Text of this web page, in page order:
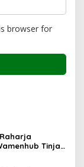
browser for
Tinjau